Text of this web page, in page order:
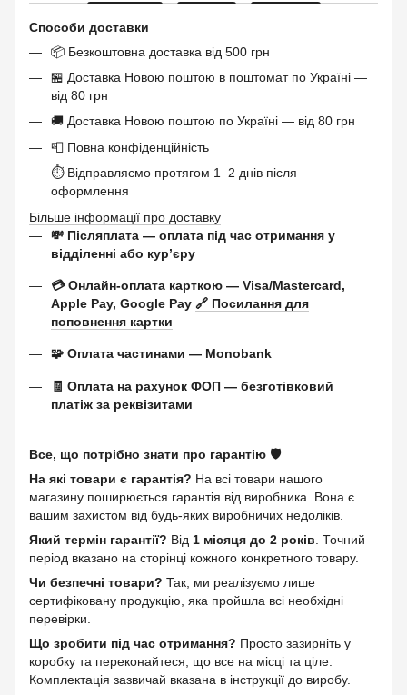
Способи доставки
📦 Безкоштовна доставка від 500 грн
🏪 Доставка Новою поштою в поштомат по Україні —
від 80 грн
🚚 Доставка Новою поштою по Україні — від 80 грн
📮 Повна конфіденційність
⏱ Відправляємо протягом 1–2 днів після
оформлення
Більше інформації про доставку
💸 Післяплата — оплата під час отримання у
відділенні або курʼєру
💳 Онлайн-оплата карткою — Visa/Mastercard,
Apple Pay, Google Pay 🔗 Посилання для
поповнення картки
🧩 Оплата частинами — Monobank
🧾 Оплата на рахунок ФОП — безготівковий
платіж за реквізитами
Все, що потрібно знати про гарантію 🛡️
На які товари є гарантія? На всі товари нашого
магазину поширюється гарантія від виробника. Вона є
вашим захистом від будь-яких виробничих недоліків.
Який термін гарантії? Від 1 місяця до 2 років . Точний
період вказано на сторінці кожного конкретного товару.
Чи безпечні товари? Так, ми реалізуємо лише
сертифіковану продукцію, яка пройшла всі необхідні
перевірки.
Що зробити під час отримання? Просто зазирніть у
коробку та переконайтеся, що все на місці та ціле.
Комплектація зазвичай вказана в інструкції до виробу.